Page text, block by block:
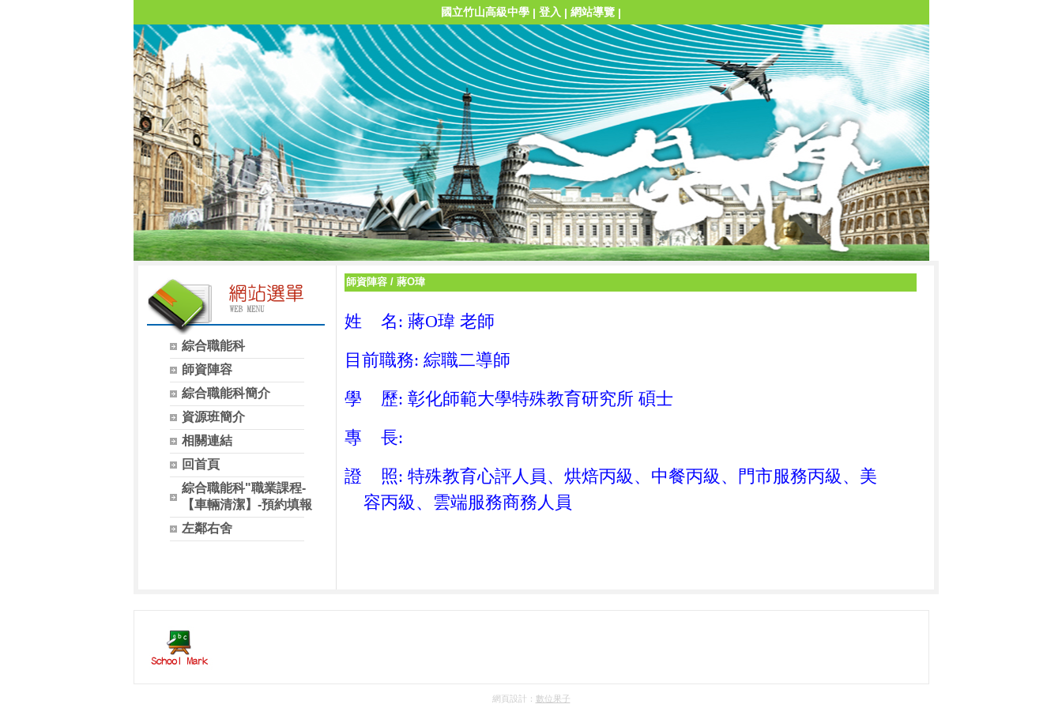
國立竹山高級中學 | 登入 | 網站導覽 |
綜合職能科
師資陣容
綜合職能科簡介
資源班簡介
相關連結
回首頁
綜合職能科"職業課程-
【車輛清潔】-預約填報
左鄰右舍
師資陣容/ 蔣O瑋
姓 名: 蔣O瑋 老師
目前職務: 綜職二導師
學 歷: 彰化師範大學特殊教育研究所 碩士
專 長:
證 照: 特殊教育心評人員、烘焙丙級、中餐丙級、門市服務丙級、美
容丙級、雲端服務商務人員
網頁設計： 數位果子